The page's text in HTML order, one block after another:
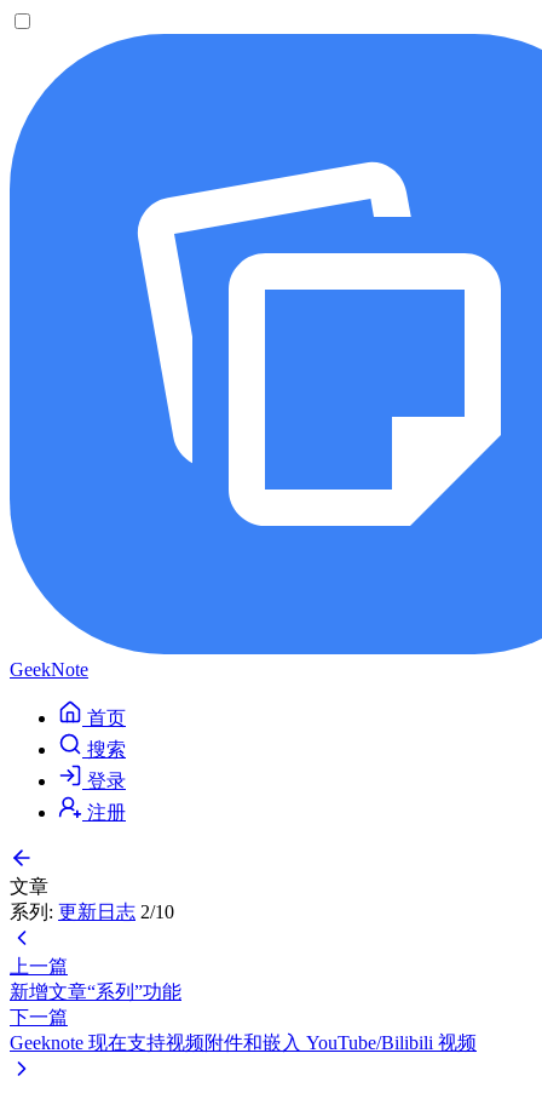
GeekNote
首页
搜索
登录
注册
文章
系列: 更新日志 2/10
上一篇
新增文章“系列”功能
下一篇
Geeknote 现在支持视频附件和嵌入 YouTube/Bilibili 视频